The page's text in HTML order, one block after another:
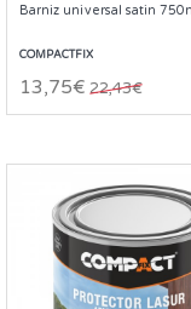
Barniz universal satin
COMPACTFIX
13,75€ 22,43€